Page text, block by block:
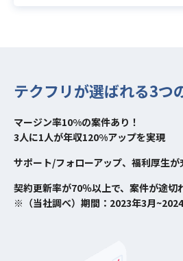
テクフリが選ばれる3つ
マージン率10%の案件あり！
3人に1人が年収120%アップを実現
サポート/フォローアップ、福利厚生が
契約更新率が70％以上で、案件が途切
※（当社調べ）期間：2023年3月